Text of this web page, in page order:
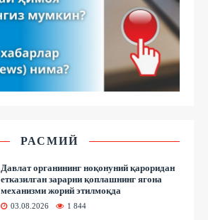
РАСМИЙ
Давлат органининг ноқонуний қароридан
етказилган зарарни қоплашнинг ягона
механизми жорий этилмоқда
03.08.2026 1 844